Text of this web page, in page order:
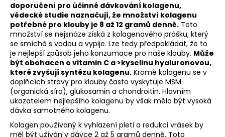
doporučení pro účinné dávkování kolagenu,
vědecké studie naznačují, že množství kolagenu
potřebné pro klouby je 8 až 12 gramů denně. Toto
množství se nejsnáze získá z kolagenového prášku, který
se smíchá s vodou a vypije. Lze tedy předpokládat, že to
je nejlepší způsob jeho konzumace pro naše klouby. Může
být obohacen o vitamin C a >kyselinu hyaluronovou,
které zvyšují syntézu kolagenu. Kromě kolagenu se v
doplňcích stravy pro klouby často vyskytuje MSM
(organická síra), glukosamin a chondroitin. Hlavním
ukazatelem nejlepšího kolagenu by však měla být vysoká
dávka samotného kolagenu.
Kolagen používaný k vyhlazení pleti a redukci vrásek by
měl být užíván v dávce 2 až 5 gramů denně. Toto